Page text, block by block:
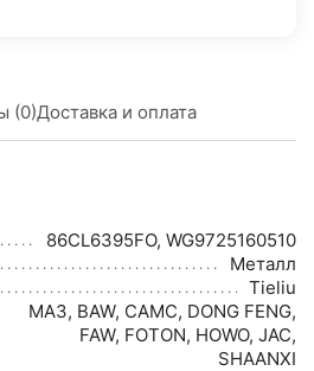
(0)Доставка и оплата
86CL6395FO, WG9725160510
Металл
Tieliu
МАЗ, BAW, CAMC, DONG FENG,
FAW, FOTON, HOWO, JAC,
SHAANXI